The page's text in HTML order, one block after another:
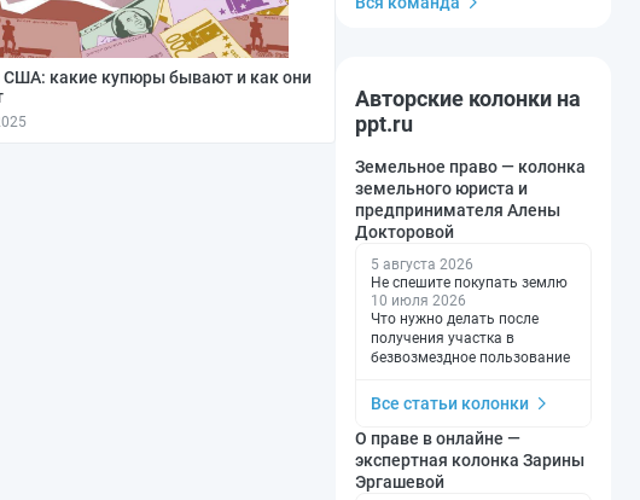
какие купюры бывают и как они
Авторские колонки на
ppt.ru
Земельное право — колонка
земельного юриста и
предпринимателя Алены
Докторовой
5 августа 2026
Не спешите покупать землю
10 июля 2026
Что нужно делать после
получения участка в
безвозмездное пользование
Все статьи колонки
О праве в онлайне —
экспертная колонка Зарины
Эргашевой